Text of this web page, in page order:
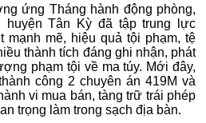
ứng Tháng hành động phòng,
huyện Tân Kỳ đã tập trung lực
mạnh mẽ, hiệu quả tội phạm, tệ
thành tích đáng ghi nhận, phát
phạm tội về ma túy. Mới đây,
công 2 chuyên án 419M và
vi mua bán, tàng trữ trái phép
trọng làm trong sạch địa bàn.